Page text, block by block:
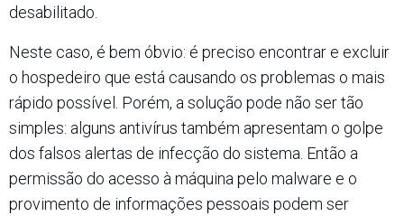
desabilitado.
Neste caso, é bem óbvio: é preciso encontrar e excluir
o hospedeiro que está causando os problemas o mais
rápido possível. Porém, a solução pode não ser tão
simples: alguns antivírus também apresentam o golpe
dos falsos alertas de infecção do sistema. Então a
permissão do acesso à máquina pelo malware e o
provimento de informações pessoais podem ser